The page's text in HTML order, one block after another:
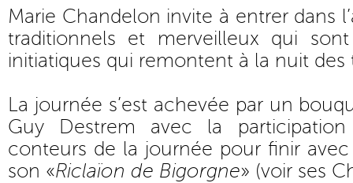
Marie Chandelon invite à entrer dans
traditionnels et merveilleux qui
initiatiques qui remontent à la nuit des
La journée s’est achevée par un
Guy Destrem avec la
conteurs de la journée pour finir
son «Riclaïon de Bigorgne» (voir ses